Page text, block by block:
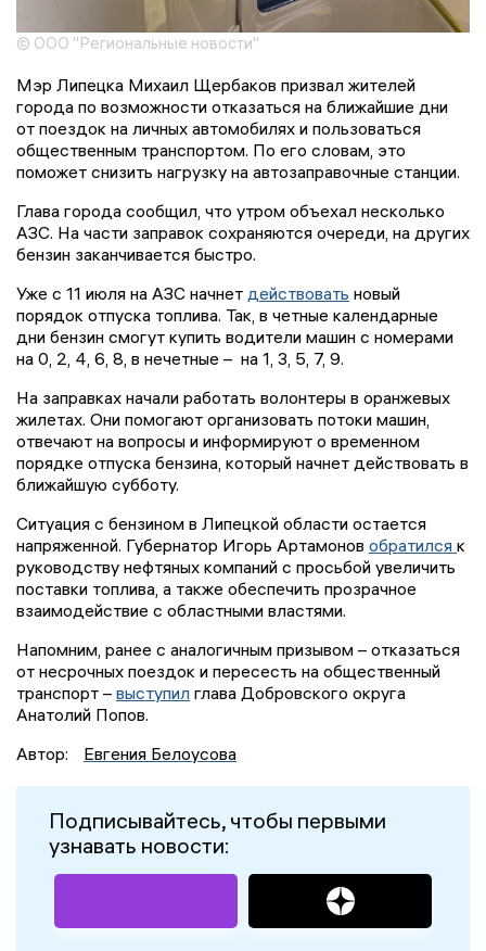
© ООО "Региональные новости"
Мэр Липецка Михаил Щербаков призвал жителей
города по возможности отказаться на ближайшие дни
от поездок на личных автомобилях и пользоваться
общественным транспортом. По его словам, это
поможет снизить нагрузку на автозаправочные станции.
Глава города сообщил, что утром объехал несколько
АЗС. На части заправок сохраняются очереди, на других
бензин заканчивается быстро.
Уже с 11 июля на АЗС начнет действовать новый
порядок отпуска топлива. Так, в четные календарные
дни бензин смогут купить водители машин с номерами
на 0, 2, 4, 6, 8, в нечетные – на 1, 3, 5, 7, 9.
На заправках начали работать волонтеры в оранжевых
жилетах. Они помогают организовать потоки машин,
отвечают на вопросы и информируют о временном
порядке отпуска бензина, который начнет действовать в
ближайшую субботу.
Ситуация с бензином в Липецкой области остается
напряженной. Губернатор Игорь Артамонов обратился к
руководству нефтяных компаний с просьбой увеличить
поставки топлива, а также обеспечить прозрачное
взаимодействие с областными властями.
Напомним, ранее с аналогичным призывом – отказаться
от несрочных поездок и пересесть на общественный
транспорт – выступил глава Добровского округа
Анатолий Попов.
Автор:
Евгения Белоусова
Подписывайтесь, чтобы первыми
узнавать новости: